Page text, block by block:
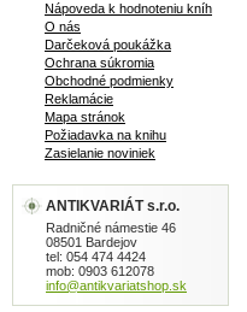
Nápoveda k hodnoteniu kníh
O nás
Darčeková poukážka
Ochrana súkromia
Obchodné podmienky
Reklamácie
Mapa stránok
Požiadavka na knihu
Zasielanie noviniek
ANTIKVARIÁT s.r.o.
Radničné námestie 46
08501 Bardejov
tel: 054 474 4424
mob: 0903 612078
info@antikvariatshop.sk